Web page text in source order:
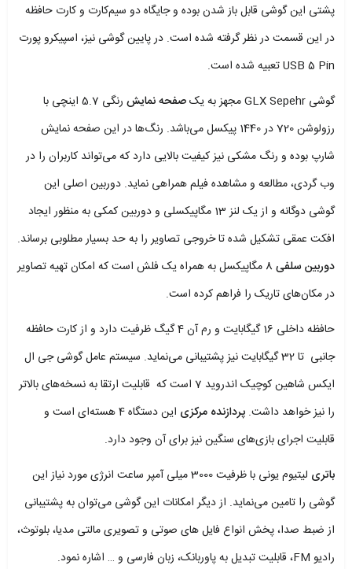
پشتی این گوشی قابل باز شدن بوده و جایگاه دو سیم‌کارت و کارت حافظه
در این قسمت در نظر گرفته شده است. در پایین گوشی نیز، اسپیکرو پورت
USB 5 Pin تعبیه شده است.
گوشی GLX Sepehr مجهز به یک
صفحه نمایش
رنگی 5.7 اینچی با
رزولوشن 720 در 1440 پیکسل می‌باشد. رنگ‌ها در این صفحه نمایش
شارپ بوده و رنگ مشکی نیز کیفیت بالایی دارد که می‌تواند کاربران را در
وب گردی، مطالعه و مشاهده فیلم همراهی نماید. دوربین اصلی این
گوشی دوگانه و از یک لنز 13 مگاپیکسلی و دوربین کمکی به منظور ایجاد
افکت عمقی تشکیل شده تا خروجی تصاویر را به حد بسیار مطلوبی برساند.
دوربین سلفی
8 مگاپیکسل به همراه یک فلش است که امکان تهیه تصاویر
در مکان‌های تاریک را فراهم کرده است.
حافظه داخلی 16 گیگابایت و رم آن 4 گیگ ظرفیت دارد و از کارت حافظه
جانبی تا 32 گیگابایت نیز پشتیبانی می‌نماید. سیستم عامل گوشی جی ال
ایکس شاهین کوچیک اندروید 7 است که قابلیت ارتقا به نسخه‌های بالاتر
را نیز خواهد داشت. پردازنده مرکزی
این دستگاه 4 هسته‌ای است و
قابلیت اجرای بازی‌های سنگین نیز برای آن وجود دارد.
باتری
لیتیوم یونی با ظرفیت 3000 میلی آمپر ساعت انرژی مورد نیاز این
گوشی را تامین می‌نماید. از دیگر امکانات این گوشی می‌توان به پشتیبانی
از ضبط صدا، پخش انواع فایل های صوتی و تصویری مالتی مدیا، بلوتوث،
رادیو FM، قابلیت تبدیل به پاوربانک، زبان فارسی و … اشاره نمود.